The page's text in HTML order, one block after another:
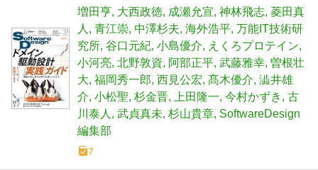
増田亨 大西政徳 成瀬允宣 神林飛志 菱田真
人
青江崇 中澤杉夫 海外浩平 万能IT技術研
究所 谷口元紀 小島優介
えくろプロテイン
小河亮 北野敦資 阿部正平 武藤雅幸 曽根壮
大 福岡秀一郎 西見公宏 髙木優介 澁井雄
介 小松聖 杉金晋 上田隆一 今村かずき
古
川泰人
武貞真未 杉山貴章 SoftwareDesign
編集部
7